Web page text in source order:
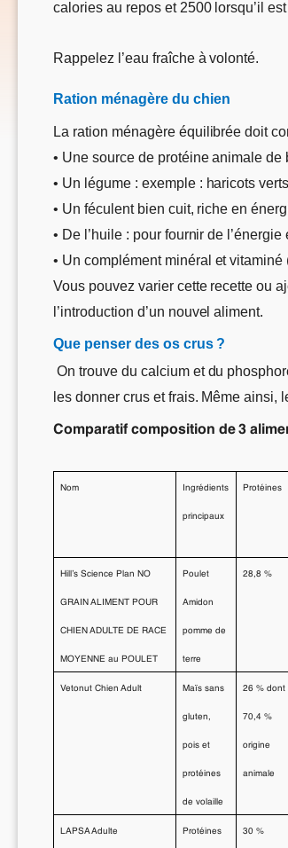
calories au repos et 2500 lorsqu’il
Rappelez l’eau fraîche à volonté.
Ration ménagère du chien
La ration ménagère équilibrée doit
• Une source de protéine animale
• Un légume : exemple : haricots
• Un féculent bien cuit, riche en
• De l’huile : pour fournir de
• Un complément minéral et vitaminé
Vous pouvez varier cette recette ou
l’introduction d’un nouvel aliment.
Que penser des os crus ?
On trouve du calcium et du
les donner crus et frais. Même ainsi,
Comparatif composition de 3
Nom Ingrédients
principaux
Protéines
Hill’s Science Plan NO
GRAIN ALIMENT POUR
CHIEN ADULTE DE RACE
MOYENNE au POULET
Poulet
Amidon
pomme de
terre
28,8 %
Vetonut Chien Adult Maïs sans
gluten,
pois et
protéines
de volaille
26 % dont
70,4 %
origine
animale
LAPSA Adulte Protéines 30 %